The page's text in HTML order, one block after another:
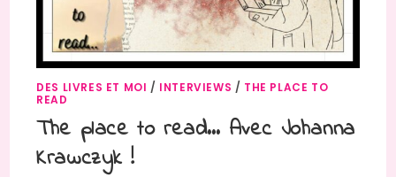
DES LIVRES ET MOI / INTERVIEWS / THE PLACE TO
READ
The place to read… Avec Johanna
Krawczyk !